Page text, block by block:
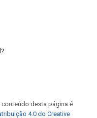
desta página é
4.0 do Creative